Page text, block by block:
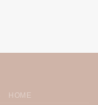
HOME